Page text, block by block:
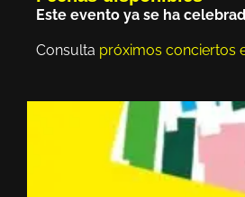
Este evento ya se ha
Consulta próximos conciertos